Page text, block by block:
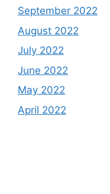
September 2022
August 2022
July 2022
June 2022
May 2022
April 2022